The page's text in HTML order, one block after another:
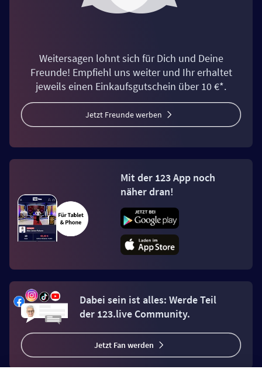
Weitersagen lohnt sich für Dich und Deine
Freunde! Empfiehl uns weiter und Ihr erhaltet
jeweils einen Einkaufsgutschein über 10 €*.
Jetzt Freunde werben
Mit der 123 App noch
näher dran!
Dabei sein ist alles: Werde Teil
der 123.live Community.
Jetzt Fan werden